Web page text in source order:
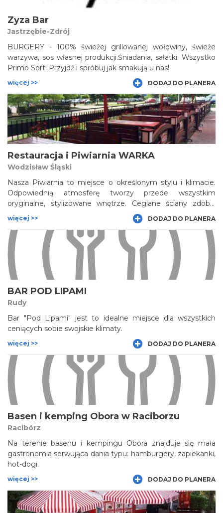
Zyza Bar
Jastrzębie-Zdrój
BURGERY - 100% świeżej grillowanej wołowiny, świeże
warzywa, sos własnej produkcji.Śniadania, sałatki. Wszystko
Primo Sort! Przyjdź i spróbuj jak smakują u nas!
więcej >> DODAJ DO PLANERA
Restauracja i Piwiarnia WARKA
Wodzisław Śląski
Nasza Piwiarnia to miejsce o określonym stylu i klimacie.
Odpowiednią atmosferę tworzy przede wszystkim
oryginalne, stylizowane wnętrze. Ceglane ściany zdobią
sportowe gadżety, tematyczne wycinki z gazet, unikalne
grafiki i gadżety - wszystko to połączone z piwnym
światem. Odpowiednio dopasowane, stonowane
oświetlenie dopełnia tą sportowo-piwną atmosferę.
więcej >> DODAJ DO PLANERA
BAR POD LIPAMI
Rudy
Bar "Pod Lipami" jest to idealne miejsce dla wszystkich
ceniących sobie swojskie klimaty.
więcej >> DODAJ DO PLANERA
Basen i kemping Obora w Raciborzu
Racibórz
Na terenie basenu i kempingu Obora znajduje się mała
gastronomia serwująca dania typu: hamburgery, zapiekanki,
hot-dogi.
więcej >> DODAJ DO PLANERA